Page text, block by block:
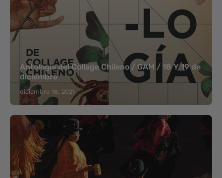
Antología del Collage Chileno / GAM / 18 Y 19 de
diciembre
diciembre 16, 2021